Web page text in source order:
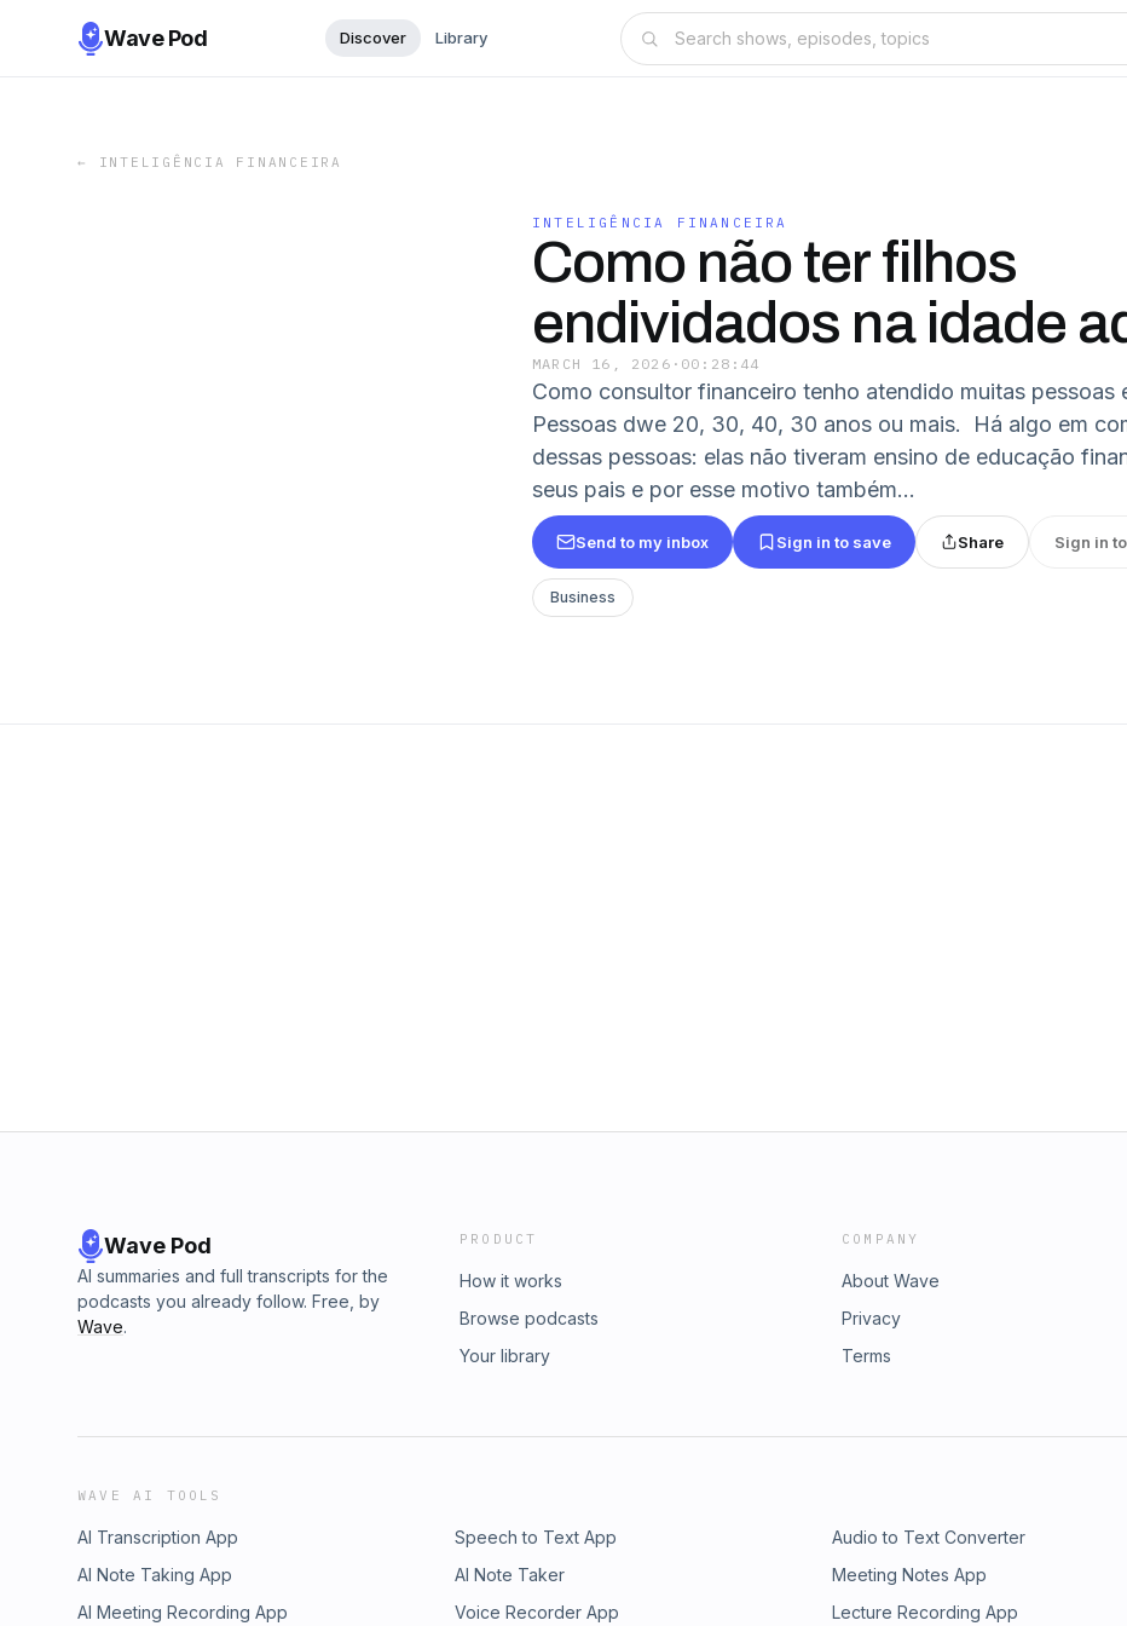
Wave Pod Discover Library
← INTELIGÊNCIA FINANCEIRA
INTELIGÊNCIA FINANCEIRA
Como não ter filhos
endividados na idade
MARCH 16, 2026 · 00:28:44
Como consultor financeiro tenho atendido muitas pessoas
Pessoas dwe 20, 30, 40, 30 anos ou mais. Há algo em
dessas pessoas: elas não tiveram ensino de educação
seus pais e por esse motivo também...
Send to my inbox Sign in to save Share Sign in
Business
Wave Pod
AI summaries and full transcripts for the
podcasts you already follow. Free, by
Wave.
PRODUCT
How it works
Browse podcasts
Your library
COMPANY
About Wave
Privacy
Terms
WAVE AI TOOLS
AI Transcription App Speech to Text App Audio to Text Converter
AI Note Taking App
AI Note Taker Meeting Notes App
AI Meeting Recording App
Voice Recorder App Lecture Recording App